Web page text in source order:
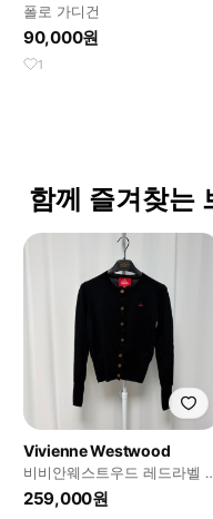
폴로 가디건
90,000원
1
함께 즐겨찾는
Vivienne Westwood
비비안웨스트우드 레드라벨
인울 베이직 가디건
259,000원